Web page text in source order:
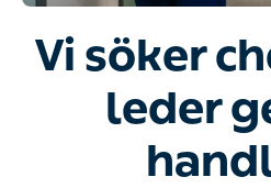
Vi söker
leder